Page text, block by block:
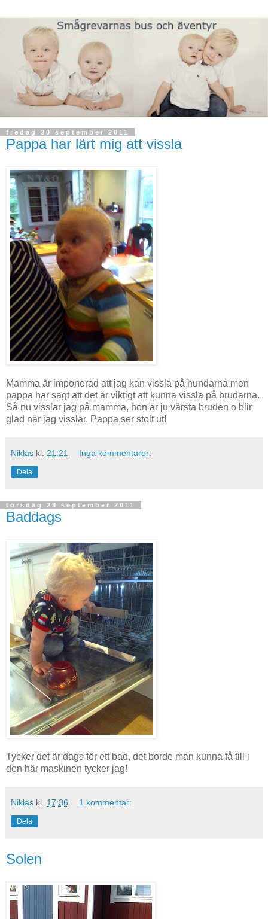
fredag 30 september 2011
Pappa har lärt mig att vissla
Mamma är imponerad att jag kan vissla på hundarna men
pappa har sagt att det är viktigt att kunna vissla på brudarna.
Så nu visslar jag på mamma, hon är ju värsta bruden o blir
glad när jag visslar. Pappa ser stolt ut!
Niklas kl. 21:21 Inga kommentarer:
Dela
torsdag 29 september 2011
Baddags
Tycker det är dags för ett bad, det borde man kunna få till i
den här maskinen tycker jag!
Niklas kl. 17:36 1 kommentar:
Dela
Solen